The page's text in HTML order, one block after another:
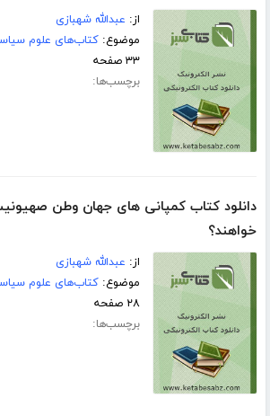
از: عبدالله شهبازی
موضوع:کتاب‌های علوم
۳۳ صفحه
برچسب‌ها:
دانلود کتاب کمپانی های جهان وطن
خواهند؟
از: عبدالله شهبازی
موضوع:کتاب‌های علوم
۲۸ صفحه
برچسب‌ها: